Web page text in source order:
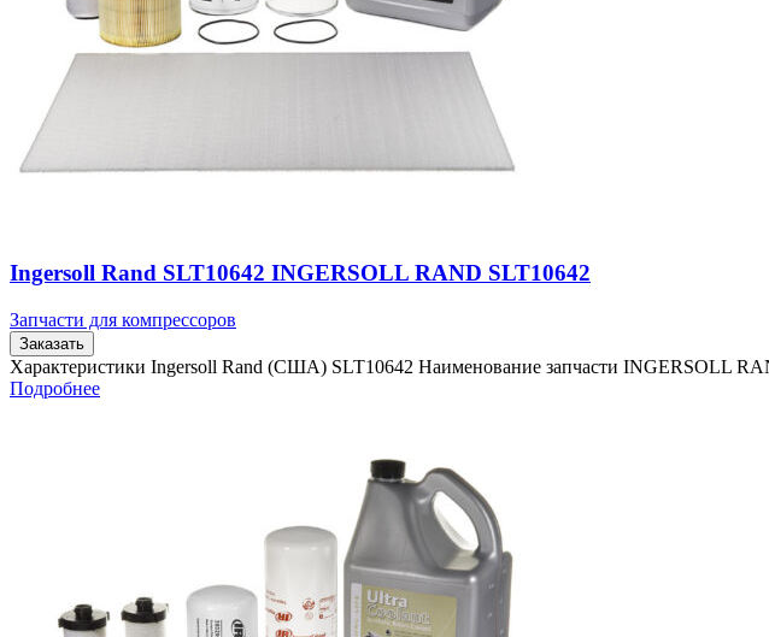
Ingersoll Rand SLT10642 INGERSOLL RAND SLT10642
Запчасти для компрессоров
Заказать
Характеристики Ingersoll Rand (США) SLT10642 Наименование запчасти INGERSOLL
Подробнее